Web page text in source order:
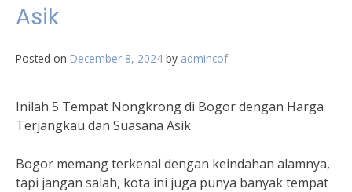
Asik
Posted on December 8, 2024 by admincof
Inilah 5 Tempat Nongkrong di Bogor dengan Harga
Terjangkau dan Suasana Asik
Bogor memang terkenal dengan keindahan alamnya,
tapi jangan salah, kota ini juga punya banyak tempat